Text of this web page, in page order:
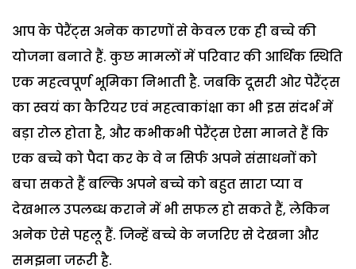
आप के पेरैंट्स अनेक कारणों से केवल एक ही बच्चे की
योजना बनाते हैं. कुछ मामलों में परिवार की आर्थिक स्थिति
एक महत्वपूर्ण भूमिका निभाती है. जबकि दूसरी ओर पेरैंट्स
का स्वयं का कैरियर एवं महत्वाकांक्षा का भी इस संदर्भ में
बड़ा रोल होता है, और कभीकभी पेरैंट्स ऐसा मानते हैं कि
एक बच्चे को पैदा कर के वे न सिर्फ अपने संसाधनों को
बचा सकते हैं बल्कि अपने बच्चे को बहुत सारा प्या व
देखभाल उपलब्ध कराने में भी सफल हो सकते हैं, लेकिन
अनेक ऐसे पहलू हैं. जिन्हें बच्चे के नजरिए से देखना और
समझना जरूरी है.